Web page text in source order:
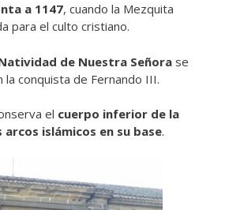
a 1147, cuando la Mezquita
para el culto cristiano.
de Nuestra Señora se
conquista de Fernando III.
el cuerpo inferior de la
arcos islámicos en su base.